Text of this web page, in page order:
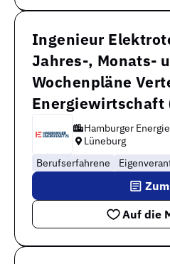
Ingenieur
Jahres-, Monats-
Wochenpläne
Energiewirtschaft
Hamburger
Lüneburg
Berufserfahrene
Auf die